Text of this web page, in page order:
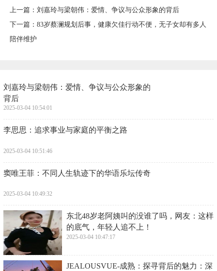
上一篇： ​刘嘉玲与梁朝伟：爱情、争议与公众形象的背后
下一篇： ​83岁蔡澜规划后事，健康欠佳行动不便，无子女却有多人
陪伴维护
​刘嘉玲与梁朝伟：爱情、争议与公众形象的
背后
2025-03-04 10:54:01
​李思思：追求事业与家庭的平衡之路
2025-03-04 10:51:46
​窦唯王菲：不同人生轨迹下的华语乐坛传奇
2025-03-04 10:49:32
​东北48岁老阿姨叫的没谁了吗，网友：这样
的底气，年轻人追不上！
2025-03-04 10:47:17
​JEALOUSVUE-成熟：探寻背后的魅力：深